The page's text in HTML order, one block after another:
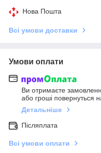
Нова Пошта
Всі умови доставки
Умови оплати
Ви отримаєте
або гроші повернуться
Детальніше
Післяплата
Всі умови оплати